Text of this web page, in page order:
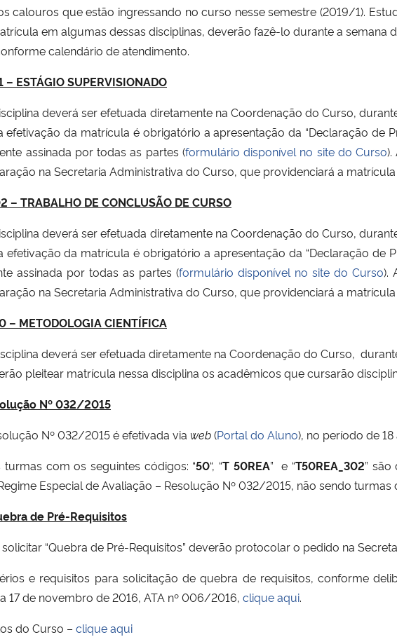
calouros que estão ingressando no curso nesse semestre (2019/1).
em algumas dessas disciplinas, deverão fazê-lo durante a semana
calendário de atendimento.
ESTÁGIO SUPERVISIONADO
deverá ser efetuada diretamente na Coordenação do Curso,
efetivação da matrícula é obrigatório a apresentação da “Declaração de
assinada por todas as partes (formulário disponível no site do Curso
na Secretaria Administrativa do Curso, que providenciará a
– TRABALHO DE CONCLUSÃO DE CURSO
deverá ser efetuada diretamente na Coordenação do Curso,
efetivação da matrícula é obrigatório a apresentação da “Declaração de
assinada por todas as partes (formulário disponível no site do Curso).
na Secretaria Administrativa do Curso, que providenciará a
– METODOLOGIA CIENTÍFICA
deverá ser efetuada diretamente na Coordenação do Curso,
pleitear matrícula nessa disciplina os acadêmicos que cursarão
Nº 032/2015
Nº 032/2015 é efetivada via web(Portal do Aluno), no período de
com os seguintes códigos: “50“, “T 50REA” e “T50REA_302”
Especial de Avaliação – Resolução Nº 032/2015, não sendo turmas
de Pré-Requisitos
solicitar “Quebra de Pré-Requisitos” deverão protocolar o pedido na
e requisitos para solicitação de quebra de requisitos, conforme
17 de novembro de 2016, ATA nº 006/2016, clique aqui.
do Curso – clique aqui